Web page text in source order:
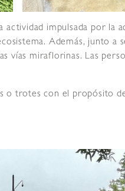
impulsada por la
Además, junto a
vías miraflorinas. Las
o trotes con el propósito